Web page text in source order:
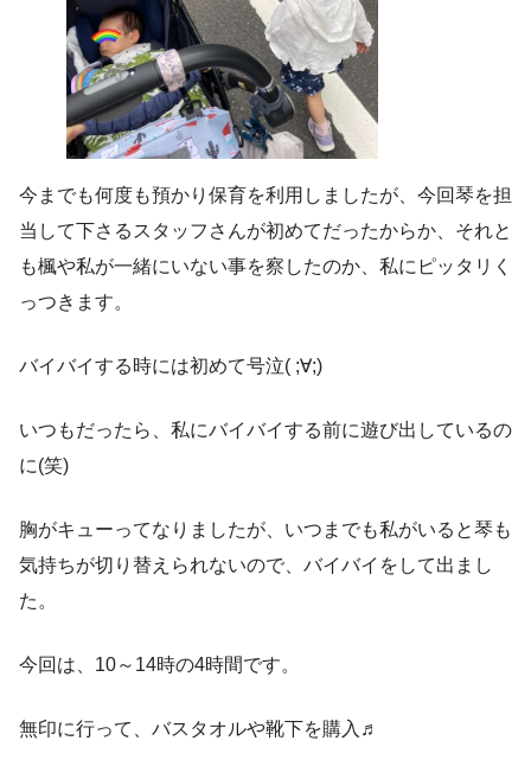
今までも何度も預かり保育を利用しましたが、今回琴を担
当して下さるスタッフさんが初めてだったからか、それと
も楓や私が一緒にいない事を察したのか、私にピッタリく
っつきます。
バイバイする時には初めて号泣( ;∀;)
いつもだったら、私にバイバイする前に遊び出しているの
に(笑)
胸がキューってなりましたが、いつまでも私がいると琴も
気持ちが切り替えられないので、バイバイをして出まし
た。
今回は、10～14時の4時間です。
無印に行って、バスタオルや靴下を購入♬